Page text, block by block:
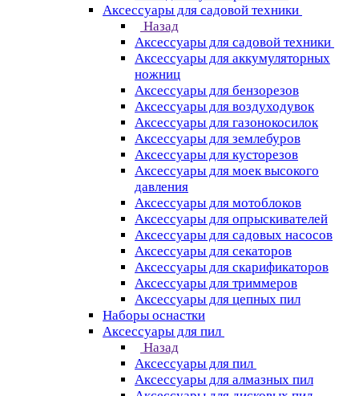
Аксессуары для садовой техники
Назад
Аксессуары для садовой техники
Аксессуары для аккумуляторных
ножниц
Аксессуары для бензорезов
Аксессуары для воздуходувок
Аксессуары для газонокосилок
Аксессуары для землебуров
Аксессуары для кусторезов
Аксессуары для моек высокого
давления
Аксессуары для мотоблоков
Аксессуары для опрыскивателей
Аксессуары для садовых насосов
Аксессуары для секаторов
Аксессуары для скарификаторов
Аксессуары для триммеров
Аксессуары для цепных пил
Наборы оснастки
Аксессуары для пил
Назад
Аксессуары для пил
Аксессуары для алмазных пил